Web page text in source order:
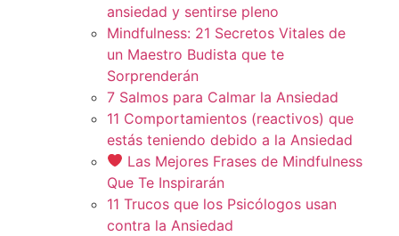
ansiedad y sentirse pleno
Mindfulness: 21 Secretos Vitales de
un Maestro Budista que te
Sorprenderán
7 Salmos para Calmar la Ansiedad
11 Comportamientos (reactivos) que
estás teniendo debido a la Ansiedad
Las Mejores Frases de Mindfulness
Que Te Inspirarán
11 Trucos que los Psicólogos usan
contra la Ansiedad